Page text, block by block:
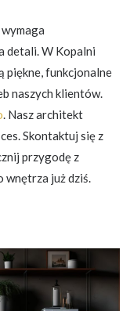
detali. W Kopalni
piękne, funkcjonalne
naszych klientów.
. Nasz architekt
Skontaktuj się z
przygodę z
wnętrza już dziś.